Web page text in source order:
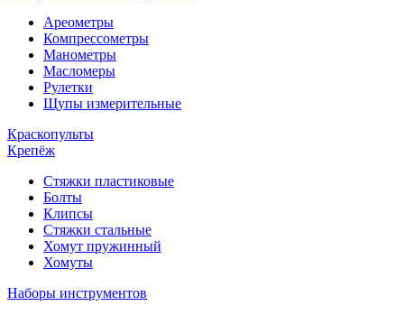
Ареометры
Компрессометры
Манометры
Масломеры
Рулетки
Щупы измерительные
Краскопульты
Крепёж
Стяжки пластиковые
Болты
Клипсы
Стяжки стальные
Хомут пружинный
Хомуты
Наборы инструментов